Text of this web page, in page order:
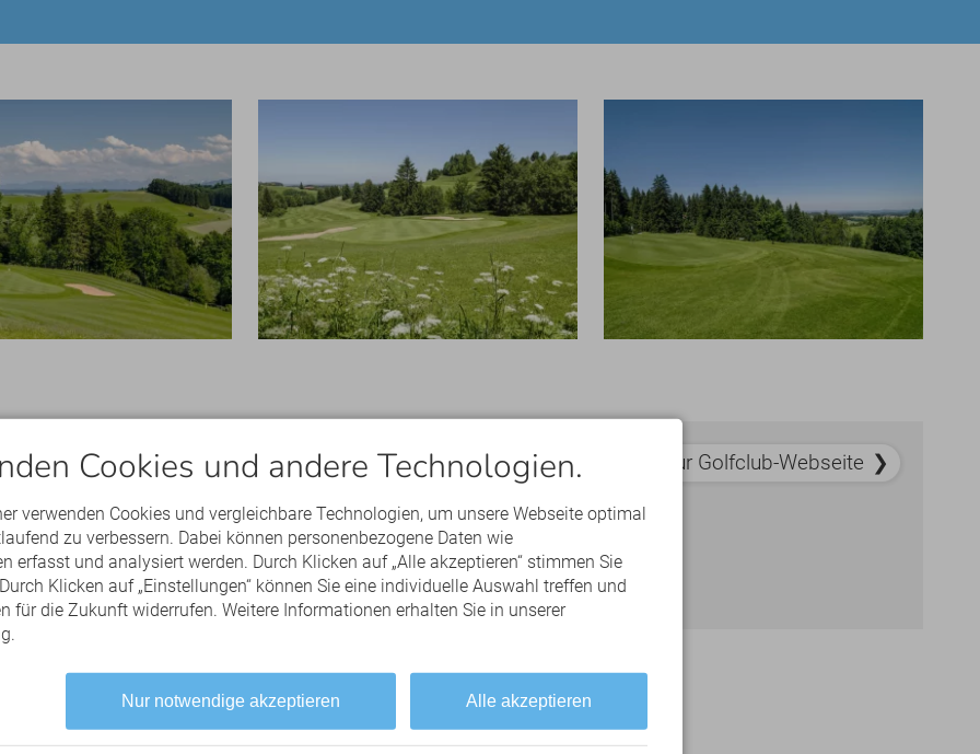
Zur Golfclub-Webseite
/ Schnupperkurs
Cookies und andere Technologien.
verwenden Cookies und vergleichbare Technologien, um unsere Webseite optimal
zu verbessern. Dabei können personenbezogene Daten wie
erfasst und analysiert werden. Durch Klicken auf „Alle akzeptieren“ stimmen Sie
Klicken auf „Einstellungen“ können Sie eine individuelle Auswahl treffen und
für die Zukunft widerrufen. Weitere Informationen erhalten Sie in unserer
Alle akzeptieren
Nur notwendige akzeptieren